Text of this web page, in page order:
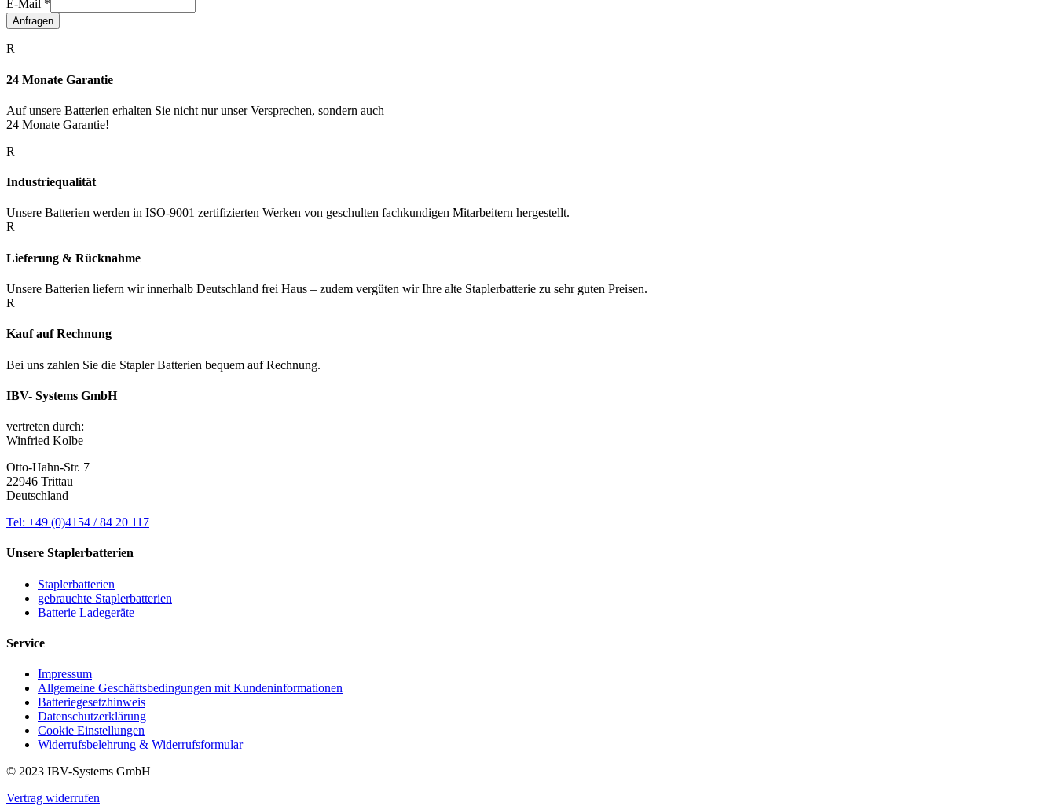
E-Mail *
Anfragen
R
24 Monate Garantie
Auf unsere Batterien erhalten Sie nicht nur unser Versprechen, sondern auch
24 Monate Garantie!
R
Industriequalität
Unsere Batterien werden in ISO-9001 zertifizierten Werken von geschulten fachkundigen Mitarbeitern hergestellt.
R
Lieferung & Rücknahme
Unsere Batterien liefern wir innerhalb Deutschland frei Haus – zudem vergüten wir Ihre alte Staplerbatterie zu sehr guten Preisen.
R
Kauf auf Rechnung
Bei uns zahlen Sie die Stapler Batterien bequem auf Rechnung.
IBV- Systems GmbH
vertreten durch:
Winfried Kolbe
Otto-Hahn-Str. 7
22946 Trittau
Deutschland
Tel: +49 (0)4154 / 84 20 117
Unsere Staplerbatterien
Staplerbatterien
gebrauchte Staplerbatterien
Batterie Ladegeräte
Service
Impressum
Allgemeine Geschäftsbedingungen mit Kundeninformationen
Batteriegesetzhinweis
Datenschutzerklärung
Cookie Einstellungen
Widerrufsbelehrung & Widerrufsformular
© 2023 IBV-Systems GmbH
Vertrag widerrufen